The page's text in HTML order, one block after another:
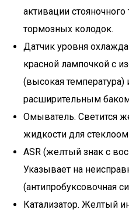
активации
тормозных колодок.
Датчик уровня
красной лампочкой с
(высокая
расширительным
Омыватель. Светится
жидкости для
ASR (желтый знак с
Указывает на
(антипробуксовочная
Катализатор. Желтый